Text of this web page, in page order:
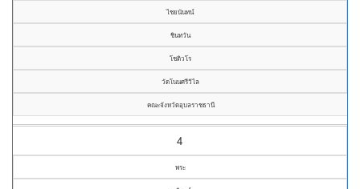
ไชยนันทน์
ชินทวัน
โชติวโร
วัดโนนศรีวิไล
คณะจังหวัดอุบลราชธานี
4
พระ